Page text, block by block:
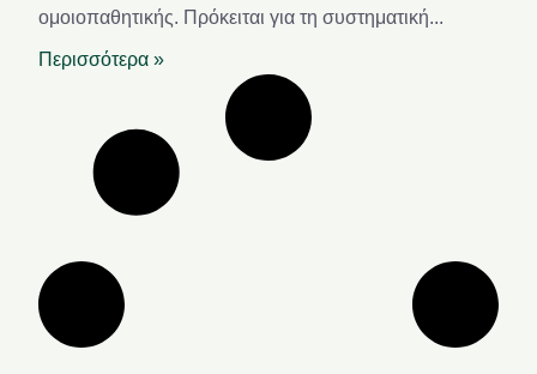
ομοιοπαθητικής. Πρόκειται για τη συστηματική
Περισσότερα »